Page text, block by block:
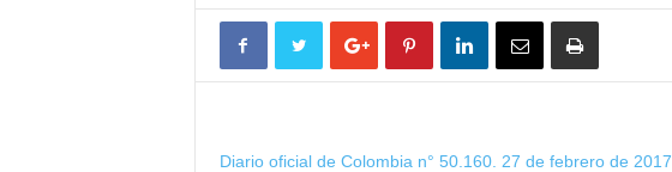
Diario oficial de Colombia n° 50.160. 27 de febrero de 2017